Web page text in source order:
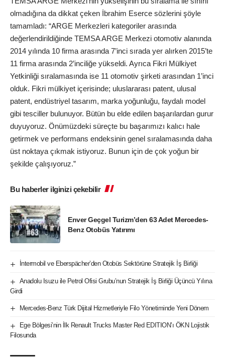
olmadığına da dikkat çeken İbrahim Eserce sözlerini şöyle
tamamladı: “ARGE Merkezleri kategoriler arasında
değerlendirildiğinde TEMSA ARGE Merkezi otomotiv alanında
2014 yılında 10 firma arasında 7’inci sırada yer alırken 2015’te
11 firma arasında 2’inciliğe yükseldi. Ayrıca Fikri Mülkiyet
Yetkinliği sıralamasında ise 11 otomotiv şirketi arasından 1’inci
olduk. Fikri mülkiyet içerisinde; uluslararası patent, ulusal
patent, endüstriyel tasarım, marka yoğunluğu, faydalı model
gibi tesciller bulunuyor. Bütün bu elde edilen başarılardan gurur
duyuyoruz. Önümüzdeki süreçte bu başarımızı kalıcı hale
getirmek ve performans endeksinin genel sıralamasında daha
üst noktaya çıkmak istiyoruz. Bunun için de çok yoğun bir
şekilde çalışıyoruz.”
Bu haberler ilginizi çekebilir
Enver Geçgel Turizm’den 63 Adet Mercedes-
Benz Otobüs Yatırımı
İntermobil ve Eberspächer’den Otobüs Sektörüne Stratejik İş Birliği
Anadolu Isuzu ile Petrol Ofisi Grubu’nun Stratejik İş Birliği Üçüncü Yılına
Girdi
Mercedes-Benz Türk Dijital Hizmetleriyle Filo Yönetiminde Yeni Dönem
Ege Bölgesi’nin İlk Renault Trucks Master Red EDITION’ı ÖKN Lojistik
Filosunda